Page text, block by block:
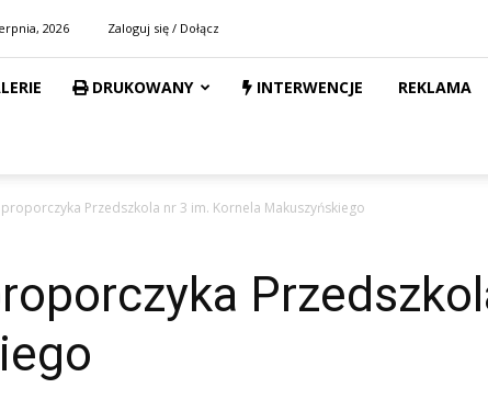
2026 Zaloguj się / Dołącz
DRUKOWANY INTERWENCJE REKLAMA
Przedszkola nr 3 im. Kornela Makuszyńskiego